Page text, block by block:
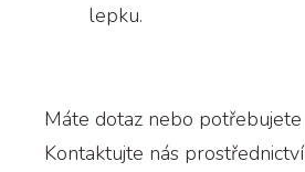
lepku.
Máte dotaz nebo
Kontaktujte nás